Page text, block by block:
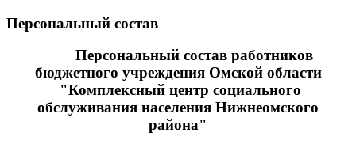
Персональный состав
Персональный состав работников
бюджетного учреждения Омской области
"Комплексный центр социального
обслуживания населения Нижнеомского
района"